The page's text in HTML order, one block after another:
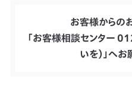
お客様からの
「お客様相談センター
いを）」へお